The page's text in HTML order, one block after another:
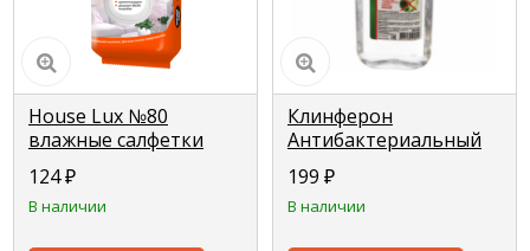
House Lux №80
влажные салфетки
универсальные
антибактериальные 6
in 1
124₽
В наличии
Клинферон
Антибактериальный
гель для рук, тюбик
флип-топ 100мл
199 ₽
В наличии